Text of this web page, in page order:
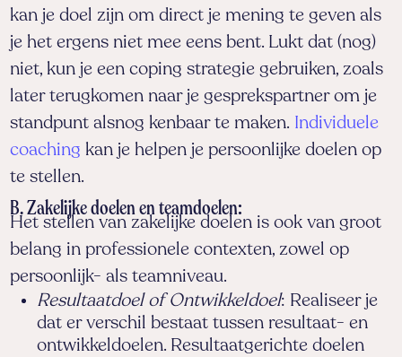
kan je doel zijn om direct je mening te geven als
je het ergens niet mee eens bent. Lukt dat (nog)
niet, kun je een coping strategie gebruiken, zoals
later terugkomen naar je gesprekspartner om je
standpunt alsnog kenbaar te maken. Individuele
coaching kan je helpen je persoonlijke doelen op
te stellen.
B. Zakelijke doelen en teamdoelen:
Het stellen van zakelijke doelen is ook van groot
belang in professionele contexten, zowel op
persoonlijk- als teamniveau.
Resultaatdoel of Ontwikkeldoel: Realiseer je
dat er verschil bestaat tussen resultaat- en
ontwikkeldoelen. Resultaatgerichte doelen